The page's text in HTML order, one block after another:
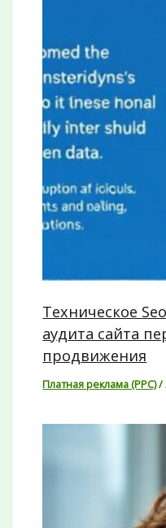
Техническое
аудита сайта
продвижения
Платная реклама (PPC)/